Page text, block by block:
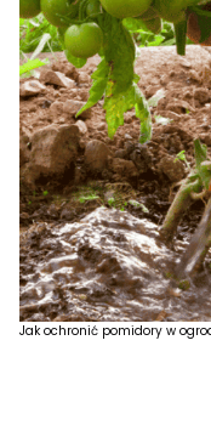
Jak ochronić pomidory w